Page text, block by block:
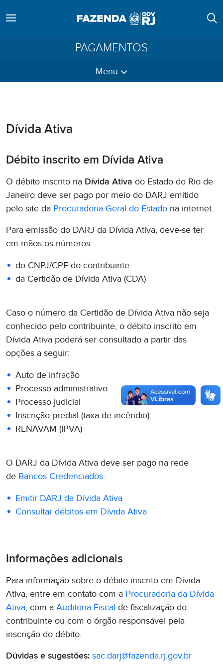
PAGAMENTOS
Menu
Dívida Ativa
Débito inscrito em Dívida Ativa
O débito inscrito na Dívida Ativa do Estado do Rio de
Janeiro deve ser pago por meio do DARJ emitido
pelo site da Procuradoria Geral do Estado na internet.
Para emissão do DARJ da Dívida Ativa, deve-se ter
em mãos os números:
do CNPJ/CPF do contribuinte
da Certidão de Dívida Ativa (CDA)
Caso o número da Certidão de Dívida Ativa não seja
conhecido pelo contribuinte, o débito inscrito em
Dívida Ativa poderá ser consultado a partir das
opções a seguir:
Auto de infração
Processo administrativo
Processo judicial
Inscrição predial (taxa de incêndio)
RENAVAM (IPVA)
O DARJ da Dívida Ativa deve ser pago na rede
de Bancos Credenciados.
Emitir DARJ da Dívida Ativa
Consultar débitos em Dívida Ativa
Informações adicionais
Para informação sobre o débito inscrito em Dívida
Ativa, entre em contato com a Procuradoria da Dívida
Ativa, com a Auditoria Fiscal de fiscalização do
contribuinte ou com o órgão responsável pela
inscrição do débito.
Dúvidas e sugestões: sac.darj@fazenda.rj.gov.br